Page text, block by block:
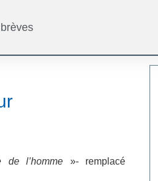
de l’homme »- remplacé